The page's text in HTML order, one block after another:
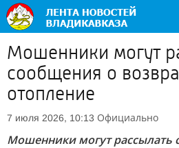
Мошенники могут
сообщения о
отопление
7 июля 2026, 10:13 Официально
Мошенники могут рассылать